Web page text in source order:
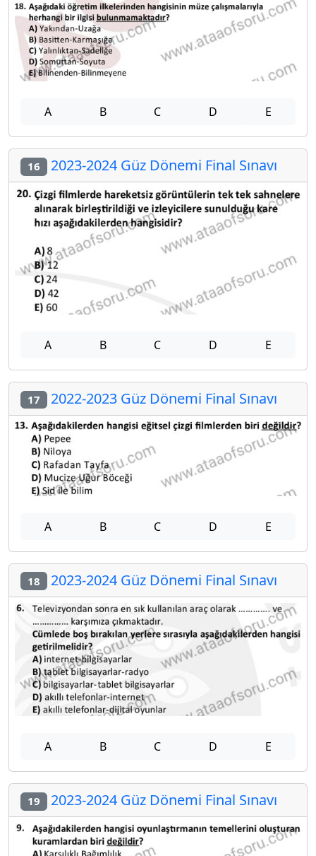
A B C D E
16 2023-2024 Güz Dönemi Final Sınavı
A B C D E
17 2022-2023 Güz Dönemi Final Sınavı
A B C D E
18 2023-2024 Güz Dönemi Final Sınavı
A B C D E
19 2023-2024 Güz Dönemi Final Sınavı